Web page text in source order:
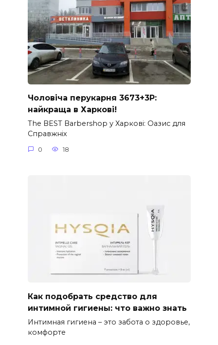
Чоловіча перукарня 3673+3P:
найкраща в Харкові!
The BEST Barbershop у Харкові: Оазис для
Справжніх
0 18
Как подобрать средство для
интимной гигиены: что важно знать
Интимная гигиена – это забота о здоровье,
комфорте